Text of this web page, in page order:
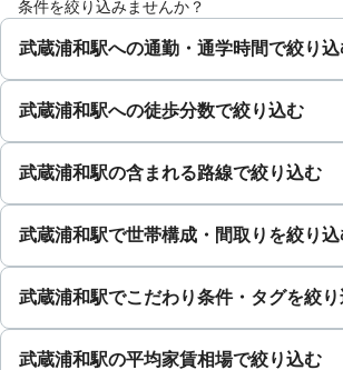
条件を絞り込みませんか？
武蔵浦和駅への通勤・通学時間で絞り込
武蔵浦和駅への徒歩分数で絞り込む
武蔵浦和駅の含まれる路線で絞り込む
武蔵浦和駅で世帯構成・間取りを絞り込
武蔵浦和駅でこだわり条件・タグを絞
武蔵浦和駅の平均家賃相場で絞り込む